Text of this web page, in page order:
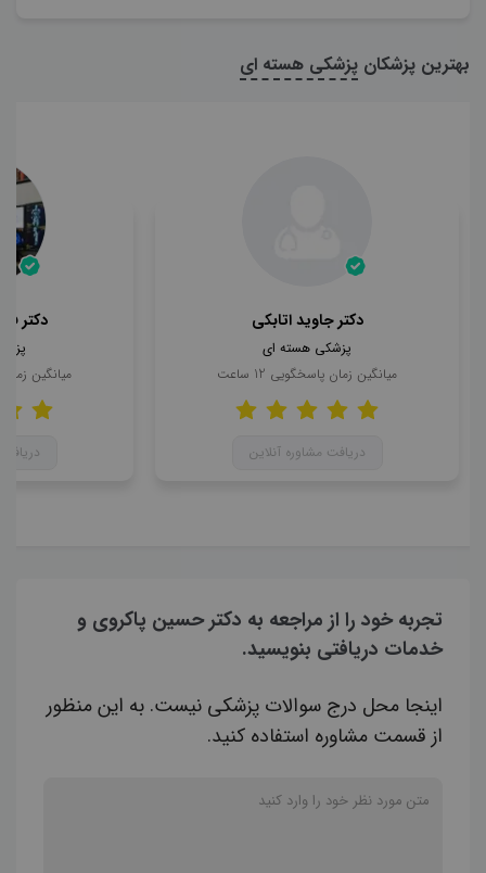
بهترین پزشکان پزشکی هسته ای
دکتر جاوید اتابکی
پزشکی هسته ای
میانگین زمان پاسخگویی 12 ساعت
دریافت مشاوره آنلاین
دکتر
میانگین
تجربه خود را از مراجعه به دکتر حسین پاکروی و
خدمات دریافتی بنویسید.
اینجا محل درج سوالات پزشکی نیست. به این منظور
از قسمت مشاوره استفاده کنید.